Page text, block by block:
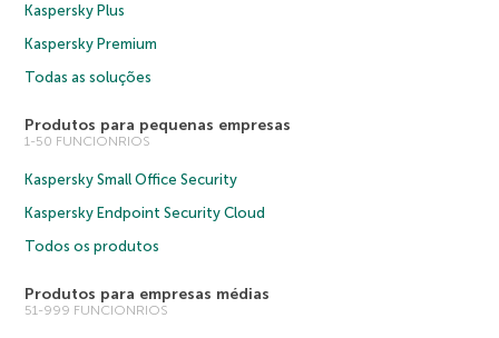
Kaspersky Plus
Kaspersky Premium
Todas as soluções
Produtos para pequenas empresas
1-50 FUNCIONRIOS
Kaspersky Small Office Security
Kaspersky Endpoint Security Cloud
Todos os produtos
Produtos para empresas médias
51-999 FUNCIONRIOS